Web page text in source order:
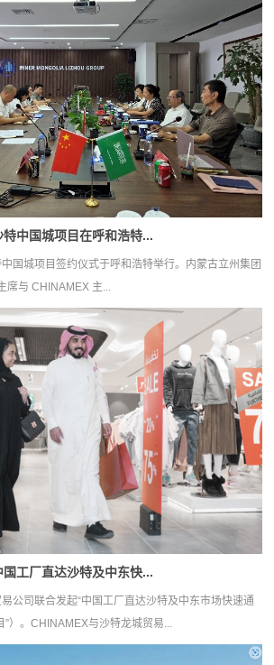
特中国城项目在呼和浩特...
国城项目签约仪式于呼和浩特举行。内蒙古立州集团
席与 CHINAMEX 主...
国工厂直达沙特及中东快...
公司联合发起“中国工厂直达沙特及中东市场快速通
”）。CHINAMEX与沙特龙城贸易...